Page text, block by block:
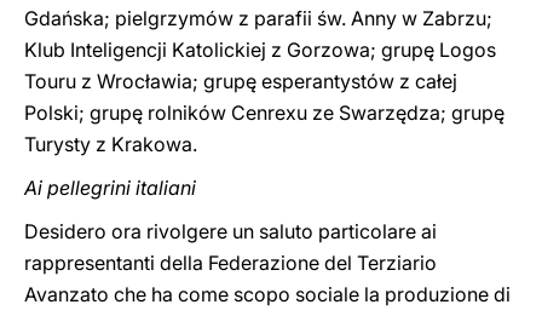
Gdańska; pielgrzymów z parafii św. Anny w Zabrzu;
Klub Inteligencji Katolickiej z Gorzowa; grupę Logos
Touru z Wrocławia; grupę esperantystów z całej
Polski; grupę rolników Cenrexu ze Swarzędza; grupę
Turysty z Krakowa.
Ai pellegrini italiani
Desidero ora rivolgere un saluto particolare ai
rappresentanti della Federazione del Terziario
Avanzato che ha come scopo sociale la produzione di